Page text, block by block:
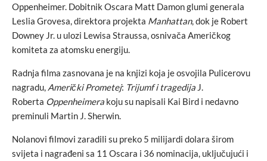
Oppenheimer. Dobitnik Oscara Matt Damon glumi generala
Leslia Grovesa, direktora projekta Manhattan, dok je Robert
Downey Jr. u ulozi Lewisa Straussa, osnivača Američkog
komiteta za atomsku energiju.
Radnja filma zasnovana je na knjizi koja je osvojila Pulicerovu
nagradu, Američki Prometej: Trijumf i tragedija J.
Roberta Oppenheimera koju su napisali Kai Bird i nedavno
preminuli Martin J. Sherwin.
Nolanovi filmovi zaradili su preko 5 milijardi dolara širom
svijeta i nagrađeni sa 11 Oscara i 36 nominacija, uključujući i